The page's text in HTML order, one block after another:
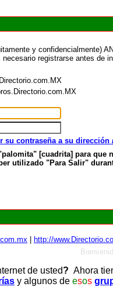
y confidencialmente)
registrarse antes de
su contraseña a su dirección
[cuadrita] para que
utilizado "Para Salir"
http://
de usted? Ahora
y algunos de esos